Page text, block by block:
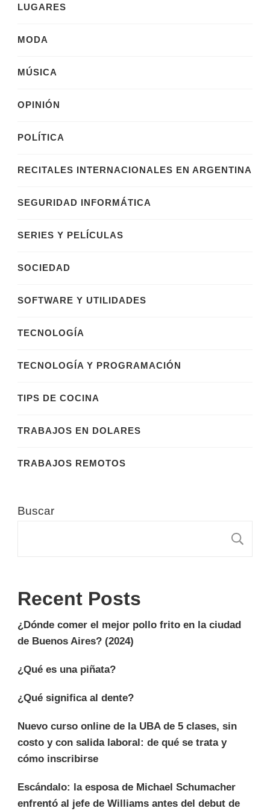
LUGARES
MODA
MÚSICA
OPINIÓN
POLÍTICA
RECITALES INTERNACIONALES EN ARGENTINA
SEGURIDAD INFORMÁTICA
SERIES Y PELÍCULAS
SOCIEDAD
SOFTWARE Y UTILIDADES
TECNOLOGÍA
TECNOLOGÍA Y PROGRAMACIÓN
TIPS DE COCINA
TRABAJOS EN DOLARES
TRABAJOS REMOTOS
Buscar
Recent Posts
¿Dónde comer el mejor pollo frito en la ciudad
de Buenos Aires? (2024)
¿Qué es una piñata?
¿Qué significa al dente?
Nuevo curso online de la UBA de 5 clases, sin
costo y con salida laboral: de qué se trata y
cómo inscribirse
Escándalo: la esposa de Michael Schumacher
enfrentó al jefe de Williams antes del debut de